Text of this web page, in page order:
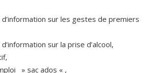
sur les gestes de premiers
sur la prise d’alcool,
» sac ados « ,